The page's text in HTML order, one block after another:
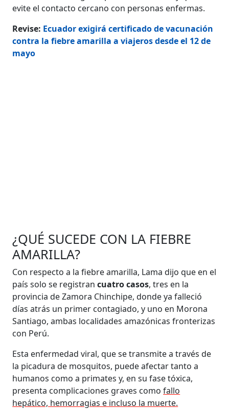
evite el contacto cercano con personas enfermas.
Revise: Ecuador exigirá certificado de vacunación
contra la fiebre amarilla a viajeros desde el 12 de
mayo
¿QUÉ SUCEDE CON LA FIEBRE
AMARILLA?
Con respecto a la fiebre amarilla, Lama dijo que en el
país solo se registrancuatro casos, tres en la
provincia de Zamora Chinchipe, donde ya falleció
días atrás un primer contagiado, y uno en Morona
Santiago, ambas localidades amazónicas fronterizas
con Perú.
Esta enfermedad viral, que se transmite a través de
la picadura de mosquitos, puede afectar tanto a
humanos como a primates y, en su fase tóxica,
presenta complicaciones graves comofallo
hepático, hemorragias e incluso la muerte.